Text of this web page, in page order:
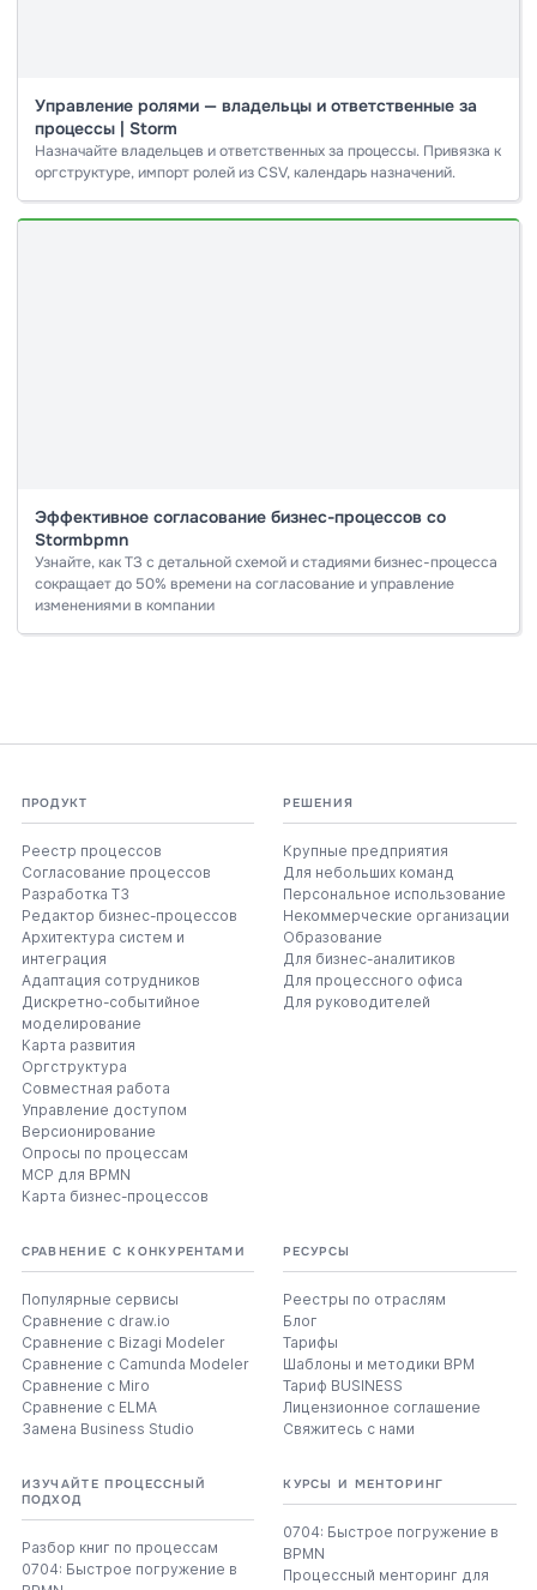
Управление ролями — владельцы и ответственные за
процессы | Storm
Назначайте владельцев и ответственных за процессы. Привязка к
оргструктуре, импорт ролей из CSV, календарь назначений.
Эффективное согласование бизнес-процессов со
Stormbpmn
Узнайте, как ТЗ с детальной схемой и стадиями бизнес-процесса
сокращает до 50% времени на согласование и управление
изменениями в компании
ПРОДУКТ
Реестр процессов
Согласование процессов
Разработка ТЗ
Редактор бизнес-процессов
Архитектура систем и
интеграция
Адаптация сотрудников
Дискретно-событийное
моделирование
Карта развития
Оргструктура
Совместная работа
Управление доступом
Версионирование
Опросы по процессам
MCP для BPMN
Карта бизнес-процессов
РЕШЕНИЯ
Крупные предприятия
Для небольших команд
Персональное использование
Некоммерческие организации
Образование
Для бизнес-аналитиков
Для процессного офиса
Для руководителей
СРАВНЕНИЕ С КОНКУРЕНТАМИ
Популярные сервисы
Сравнение с draw.io
Сравнение с Bizagi Modeler
Сравнение с Camunda Modeler
Сравнение с Miro
Сравнение с ELMA
Замена Business Studio
РЕСУРСЫ
Реестры по отраслям
Блог
Тарифы
Шаблоны и методики BPM
Тариф BUSINESS
Лицензионное соглашение
Свяжитесь с нами
ИЗУЧАЙТЕ ПРОЦЕССНЫЙ
ПОДХОД
Разбор книг по процессам
0704: Быстрое погружение в
КУРСЫ И МЕНТОРИНГ
0704: Быстрое погружение в
BPMN
Процессный менторинг для